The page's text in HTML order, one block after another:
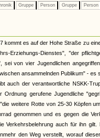
Gruppe Person Gruppe Person
kommt es auf der Hohe Straße zu
Erziehungs-Dienstes", "der
sei von vier Jugendlichen
ansammelnden Publikum" -
auch der verantwortliche NSKK-
gerufene Jugendliche
weitere Rotte von 25-30 Köpfen
genommen und es gegen die
Verkehrsbelehrung auch für ihn
den Weg verstellt, worauf